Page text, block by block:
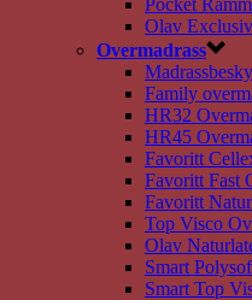
Olav
Overmadrass
Family
HR32
HR45
Favoritt
Favoritt Fast
Favoritt
Top Visco
Olav
Smart
Smart Top